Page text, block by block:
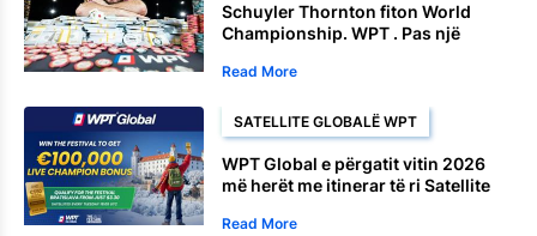
Schuyler Thornton fiton World
Championship. WPT . Pas një
Read More
SATELLITE GLOBALË WPT
WPT Global e përgatit vitin 2026
më herët me itinerar të ri Satellite
Read More